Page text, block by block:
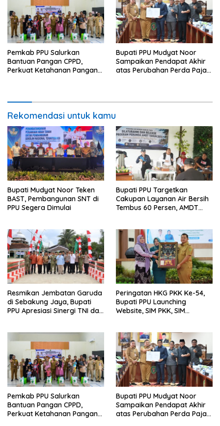
Pemkab PPU Salurkan
Bantuan Pangan CPPD,
Perkuat Ketahanan Pangan
Bupati PPU Mudyat Noor
Sampaikan Pendapat Akhir
atas Perubahan Perda Pajak
Rekomendasi untuk kamu
Bupati Mudyat Noor Teken
BAST, Pembangunan SNT di
PPU Segera Dimulai
Bupati PPU Targetkan
Cakupan Layanan Air Bersih
Tembus 60 Persen, AMDT
Resmikan Jembatan Garuda
di Sebakung Jaya, Bupati
PPU Apresiasi Sinergi TNI dan
Peringatan HKG PKK Ke-54,
Bupati PPU Launching
Website, SIM PKK, SIM
Pemkab PPU Salurkan
Bantuan Pangan CPPD,
Perkuat Ketahanan Pangan
Bupati PPU Mudyat Noor
Sampaikan Pendapat Akhir
atas Perubahan Perda Pajak